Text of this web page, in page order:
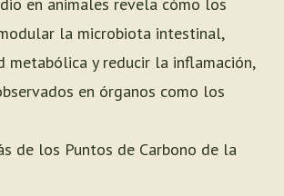
la microbiota intestinal,
metabólica y reducir la inflamación,
en órganos como los
de los Puntos de Carbono de la